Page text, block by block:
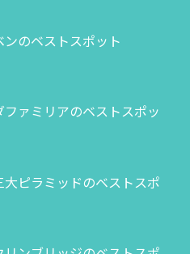
ンのベストスポット
ファミリアのベストスポッ
大ピラミッドのベストスポ